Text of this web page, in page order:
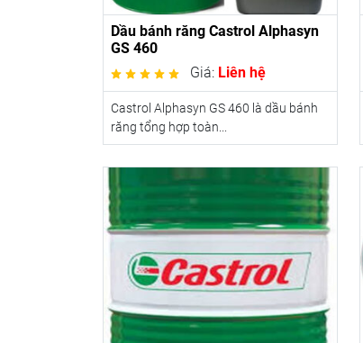
Dầu bánh răng Castrol Alphasyn
GS 460
Giá: Liên hệ
Castrol Alphasyn GS 460 là dầu bánh
răng tổng hợp toàn...